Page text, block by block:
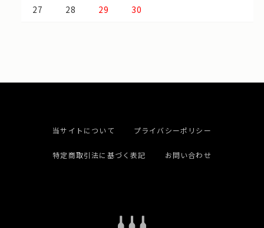
27 28 29 30
当サイトについて プライバシーポリシー
特定商取引法に基づく表記 お問い合わせ